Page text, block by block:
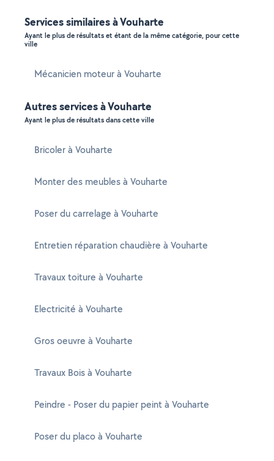
Services similaires à Vouharte
Ayant le plus de résultats et étant de la même catégorie, pour cette
ville
Mécanicien moteur à Vouharte
Autres services à Vouharte
Ayant le plus de résultats dans cette ville
Bricoler à Vouharte
Monter des meubles à Vouharte
Poser du carrelage à Vouharte
Entretien réparation chaudière à Vouharte
Travaux toiture à Vouharte
Electricité à Vouharte
Gros oeuvre à Vouharte
Travaux Bois à Vouharte
Peindre - Poser du papier peint à Vouharte
Poser du placo à Vouharte